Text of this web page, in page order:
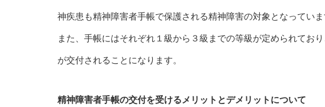
神疾患も精神障害者手帳で保護される精神障害の対象となっていま
また、手帳にはそれぞれ１級から３級までの等級が定められてお
が交付されることになります。
精神障害者手帳の交付を受けるメリットとデメリットについて